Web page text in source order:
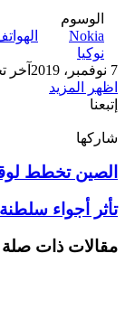
الوسوم
Nokia
نوكيا
7 نوفمبر، 2019
آخر
اظهر المزيد
إتبعنا
شاركها
الصين
تخطط
لوقف
حظر
تعدين
العملات
الصين تخطط
تأثر
أجواء
سلطنة
تأثر أجواء
مقالات ذات صلة